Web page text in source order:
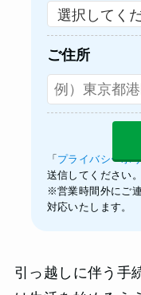
ご住所
「 プライバシーポ
送信してください。
※営業時間外にご
対応いたします。
引っ越しに伴う手